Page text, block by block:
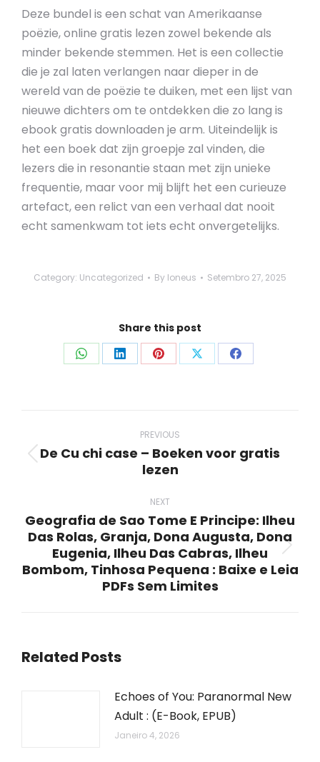
Deze bundel is een schat van Amerikaanse
poëzie, online gratis lezen zowel bekende als
minder bekende stemmen. Het is een collectie
die je zal laten verlangen naar dieper in de
wereld van de poëzie te duiken, met een lijst van
nieuwe dichters om te ontdekken die zo lang is
ebook gratis downloaden je arm. Uiteindelijk is
het een boek dat zijn groepje zal vinden, die
lezers die in resonantie staan met zijn unieke
frequentie, maar voor mij blijft het een curieuze
artefact, een relict van een verhaal dat nooit
echt samenkwam tot iets echt onvergetelijks.
Category: Uncategorized By loneus Setembro 27, 2025
Share this post
Share Share Share Share Share
navigation
PREVIOUS
Previous
De Cu chi case – Boeken voor gratis
lezen
NEXT
Next
post:
Geografia de Sao Tome E Principe: Ilheu
Das Rolas, Granja, Dona Augusta, Dona
Eugenia, Ilheu Das Cabras, Ilheu
Bombom, Tinhosa Pequena : Baixe e Leia
PDFs Sem Limites
Related Posts
Echoes of You: Paranormal New
Adult : (E-Book, EPUB)
Janeiro 4, 2026